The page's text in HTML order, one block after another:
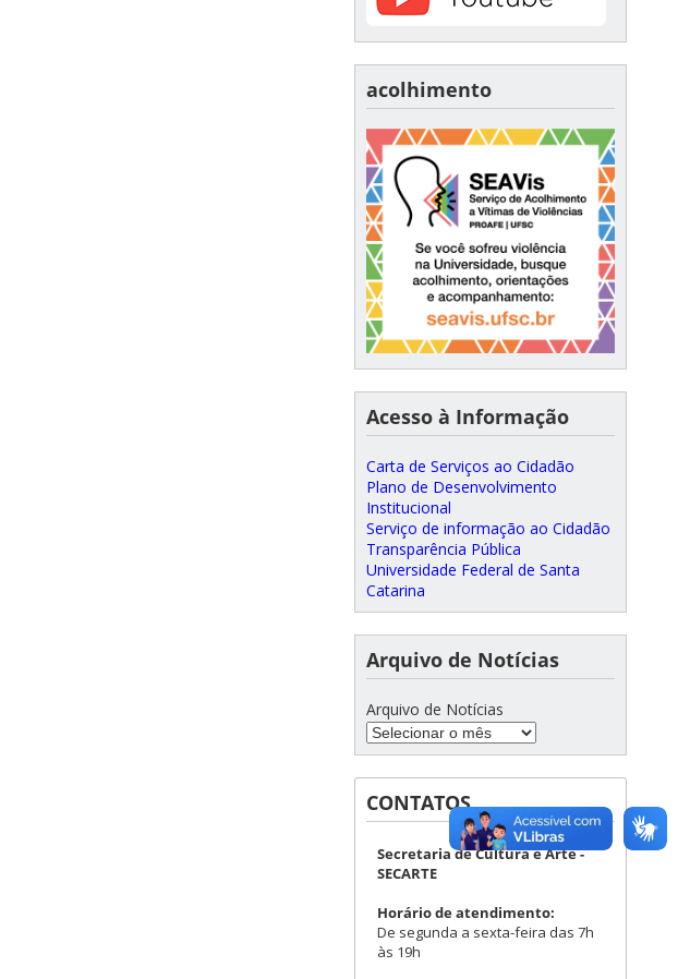
acolhimento
Acesso à Informação
Carta de Serviços ao Cidadão
Plano de Desenvolvimento
Institucional
Serviço de informação ao Cidadão
Transparência Pública
Universidade Federal de Santa
Catarina
Arquivo de Notícias
Arquivo de Notícias
CONTATOS
Secretaria de Cultura e Arte -
SECARTE
Horário de atendimento:
De segunda a sexta-feira das 7h
às 19h